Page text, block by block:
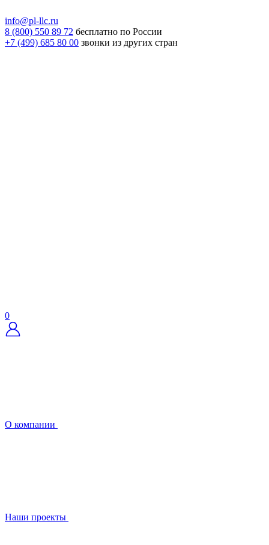
info@pl-llc.ru
8 (800) 550 89 72 бесплатно по России
+7 (499) 685 80 00 звонки из других стран
0
О компании
Наши проекты